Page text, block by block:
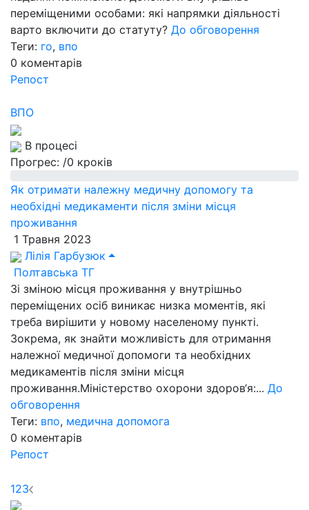
переміщеними особами: які напрямки діяльності
варто включити до статуту? До обговорення
Теги: го, впо
0 коментарів
Репост
ВПО
В процесі
Прогрес: /0 кроків
Як отримати належну медичну допомогу та
необхідні медикаменти після зміни місця
проживання
1 Травня 2023
Лілія Гарбузюк
Полтавська ТГ
Зі зміною місця проживання у внутрішньо
переміщених осіб виникає низка моментів, які
треба вирішити у новому населеному пункті.
Зокрема, як знайти можливість для отримання
належної медичної допомоги та необхідних
медикаментів після зміни місця
проживання.Міністерство охорони здоров‘я:... До
обговорення
Теги: впо, медична допомога
0 коментарів
Репост
123